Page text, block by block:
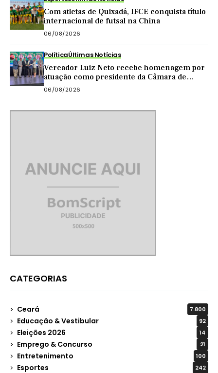
Com atletas de Quixadá, IFCE conquista título
internacional de futsal na China
06/08/2026
PolíticaÚltimas Notícias
Vereador Luiz Neto recebe homenagem por
atuação como presidente da Câmara de
Quixadá
06/08/2026
CATEGORIAS
Ceará 7.800
Educação & Vestibular 92
Eleições 2026 14
Emprego & Concurso 21
Entretenimento 100
Esportes 242